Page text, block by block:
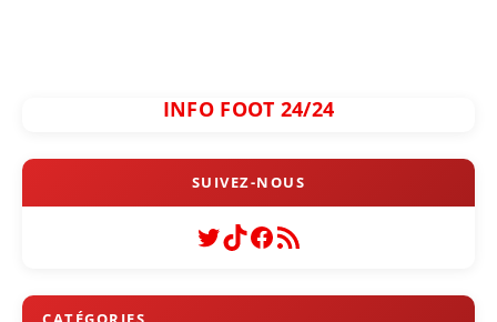
INFO FOOT 24/24
Twitter
TikTok
Facebook
Flux RSS